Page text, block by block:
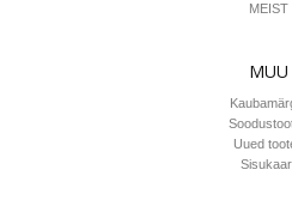
MEIST
MUU
Uued